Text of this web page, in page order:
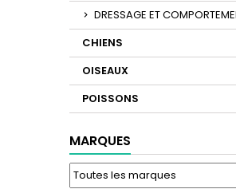
DRESSAGE ET
CHIENS
OISEAUX
POISSONS
MARQUES